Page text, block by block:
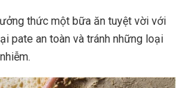
thức một bữa ăn tuyệt vời với
pate an toàn và tránh những loại